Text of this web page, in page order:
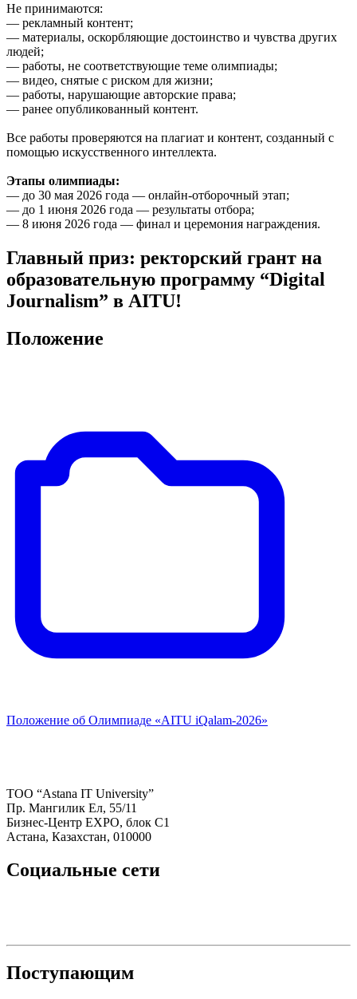
Не принимаются:
— рекламный контент;
— материалы, оскорбляющие достоинство и чувства других
людей;
— работы, не соответствующие теме олимпиады;
— видео, снятые с риском для жизни;
— работы, нарушающие авторские права;
— ранее опубликованный контент.
Все работы проверяются на плагиат и контент, созданный с
помощью искусственного интеллекта.
Этапы олимпиады:
— до 30 мая 2026 года — онлайн-отборочный этап;
— до 1 июня 2026 года — результаты отбора;
— 8 июня 2026 года — финал и церемония награждения.
Главный приз: ректорский грант на
образовательную программу “Digital
Journalism” в AITU!
Положение
Положение об Олимпиаде «AITU iQalam-2026»
ТОО “Astana IT University”
Пр. Мангилик Ел, 55/11
Бизнес-Центр EXPO, блок С1
Астана, Казахстан, 010000
Социальные сети
Поступающим